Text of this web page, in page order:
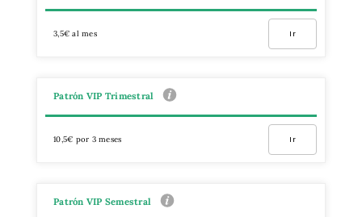
3,5€ al mes Ir
Patrón VIP Trimestral
10,5€ por 3 meses Ir
Patrón VIP Semestral